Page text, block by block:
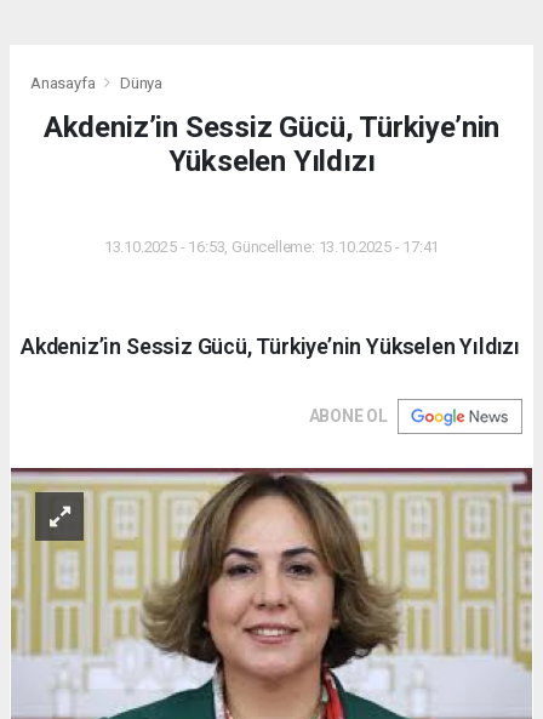
Anasayfa Dünya
Akdeniz’in Sessiz Gücü, Türkiye’nin
Yükselen Yıldızı
13.10.2025 - 16:53, Güncelleme: 13.10.2025 - 17:41
Akdeniz’in Sessiz Gücü, Türkiye’nin Yükselen Yıldızı
ABONE OL